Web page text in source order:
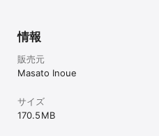
情報
販売元
Masato Inoue
サイズ
170.5 MB